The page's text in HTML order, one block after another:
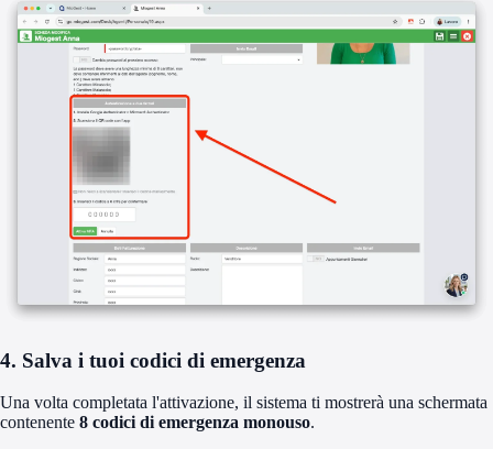
4. Salva i tuoi codici di emergenza
Una volta completata l'attivazione, il sistema ti mostrerà una schermata
contenente 8 codici di emergenza monouso.